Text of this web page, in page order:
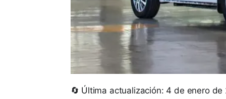
🔄 Última actualización: 4 de enero de